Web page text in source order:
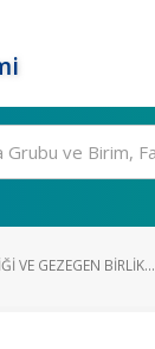
VE GEZEGEN BIRLIK...